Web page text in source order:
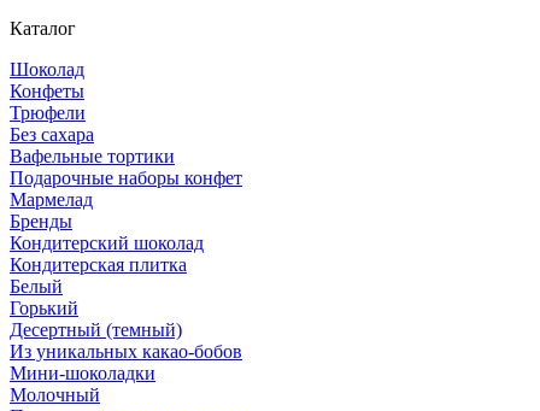
Каталог
Шоколад
Конфеты
Трюфели
Без сахара
Вафельные тортики
Подарочные наборы конфет
Мармелад
Бренды
Кондитерский шоколад
Кондитерская плитка
Белый
Горький
Десертный (темный)
Из уникальных какао-бобов
Мини-шоколадки
Молочный